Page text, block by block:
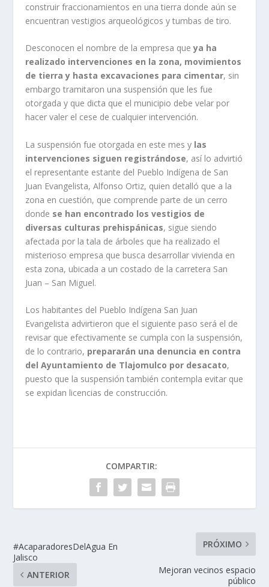
construir fraccionamientos en una tierra donde aún se
encuentran vestigios arqueológicos y tumbas de tiro.
Desconocen el nombre de la empresa queya ha
realizado intervenciones en la zona, movimientos
de tierra y hasta excavaciones para cimentar, sin
embargo tramitaron una suspensión que les fue
otorgada y que dicta que el municipio debe velar por
hacer valer el cese de cualquier intervención.
La suspensión fue otorgada en este mes y las
intervenciones siguen registrándose, así lo advirtió
el representante estante del Pueblo Indígena de San
Juan Evangelista, Alfonso Ortiz, quien detalló que a la
zona en cuestión, que comprende parte de un cerro
donde se han encontrado los vestigios de
diversas culturas prehispánicas, sigue siendo
afectada por la tala de árboles que ha realizado el
misterioso empresa que busca desarrollar vivienda en
esta zona, ubicada a un costado de la carretera San
Juan – San Miguel.
Los habitantes del Pueblo Indígena San Juan
Evangelista advirtieron que el siguiente paso será el de
revisar que efectivamente se cumpla con la suspensión,
de lo contrario, prepararán una denuncia en contra
del Ayuntamiento de Tlajomulco por desacato,
puesto que la suspensión también contempla evitar que
se expidan licencias de construcción.
COMPARTIR:
#AcaparadoresDelAgua En
Jalisco
ANTERIOR
PRÓXIMO
Mejoran vecinos espacio
público